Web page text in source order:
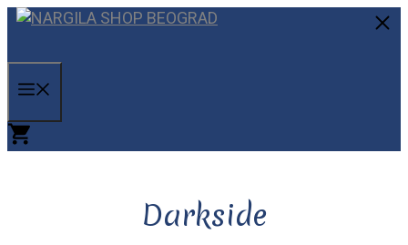
Skip
content
Darkside